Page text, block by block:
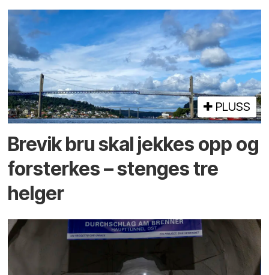
PLUSS
Brevik bru skal jekkes opp og
forsterkes – stenges tre
helger